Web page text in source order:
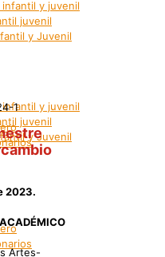
y juvenil
juvenil
y Juvenil
y juvenil
juvenil
y Juvenil
2023.
Artes-